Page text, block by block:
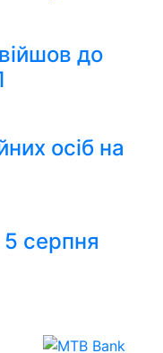
до
осіб на
5 серпня